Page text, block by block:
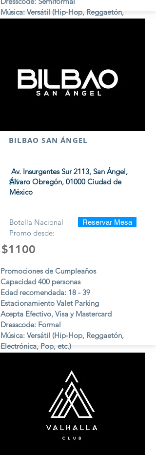
Música: Versátil (Hip-Hop, Reggaetón,
BILBAO SAN ÁNGEL
$$$
Av. Insurgentes Sur 2113, San Ángel,
Álvaro Obregón, 01000 Ciudad de
México
Botella Nacional
Promo desde:
Reservar Mesa
$1100
Promociones de Cumpleaños
Capacidad 400 personas
Edad recomendada: 18 - 39
Estacionamiento Valet Parking
Acepta Efectivo, Visa y Mastercard
Dresscode: Formal
Música: Versátil (Hip-Hop, Reggaetón,
Electrónica, Pop, etc.)